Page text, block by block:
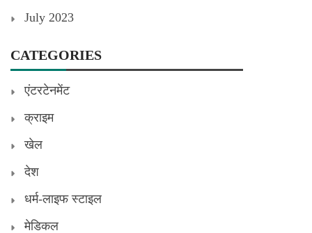
July 2023
CATEGORIES
एंटरटेनमेंट
क्राइम
खेल
देश
धर्म-लाइफ स्टाइल
मेडिकल